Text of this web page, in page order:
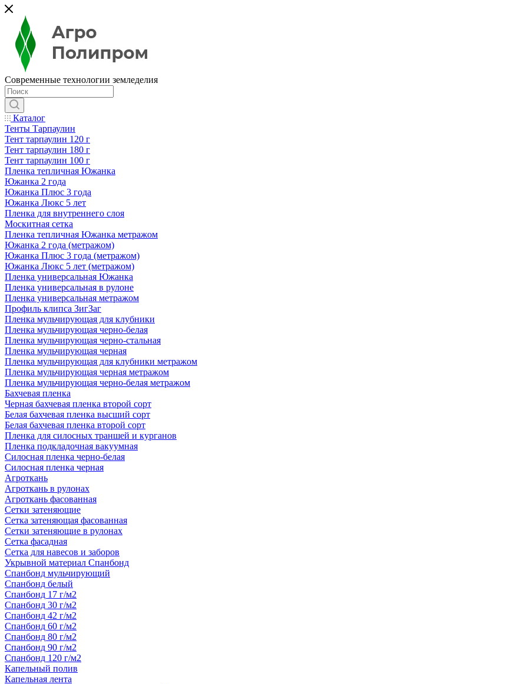
Современные технологии земледелия
Каталог
Тенты Тарпаулин
Тент тарпаулин 120 г
Тент тарпаулин 180 г
Тент тарпаулин 100 г
Пленка тепличная Южанка
Южанка 2 года
Южанка Плюс 3 года
Южанка Люкс 5 лет
Пленка для внутреннего слоя
Москитная сетка
Пленка тепличная Южанка метражом
Южанка 2 года (метражом)
Южанка Плюс 3 года (метражом)
Южанка Люкс 5 лет (метражом)
Пленка универсальная Южанка
Пленка универсальная в рулоне
Пленка универсальная метражом
Профиль клипса ЗигЗаг
Пленка мульчирующая для клубники
Пленка мульчирующая черно-белая
Пленка мульчирующая черно-стальная
Пленка мульчирующая черная
Пленка мульчирующая для клубники метражом
Пленка мульчирующая черная метражом
Пленка мульчирующая черно-белая метражом
Бахчевая пленка
Черная бахчевая пленка второй сорт
Белая бахчевая пленка высший сорт
Белая бахчевая пленка второй сорт
Пленка для силосных траншей и курганов
Пленка подкладочная вакуумная
Силосная пленка черно-белая
Силосная пленка черная
Агроткань
Агроткань в рулонах
Агроткань фасованная
Сетки затеняющие
Сетка затеняющая фасованная
Сетки затеняющие в рулонах
Сетка фасадная
Сетка для навесов и заборов
Укрывной материал Спанбонд
Спанбонд мульчирующий
Спанбонд белый
Спанбонд 17 г/м2
Спанбонд 30 г/м2
Спанбонд 42 г/м2
Спанбонд 60 г/м2
Спанбонд 80 г/м2
Спанбонд 90 г/м2
Спанбонд 120 г/м2
Капельный полив
Капельная лента